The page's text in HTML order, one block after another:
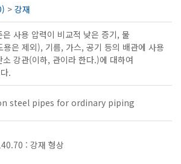
> 강재
은 사용 압력이 비교적 낮은 증기, 물
용은 제외), 기름, 가스, 공기 등의 배관에 사용
소 강관(이하, 관이라 한다.)에 대하여
.
steel pipes for ordinary piping
: 강재 형상